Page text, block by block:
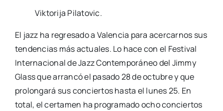
Vik­to­ri­ja Pila­to­vic.
El jazz ha regre­sa­do a Valen­cia para acer­car­nos sus
ten­den­cias más actua­les. Lo hace con el Fes­ti­val
Inter­na­cio­nal de Jazz Con­tem­po­rá­neo del Jimmy
Glass que arran­có el pasa­do 28 de octu­bre y que
pro­lon­ga­rá sus con­cier­tos has­ta el lunes 25. En
total, el cer­ta­men ha pro­gra­ma­do ocho con­cier­tos